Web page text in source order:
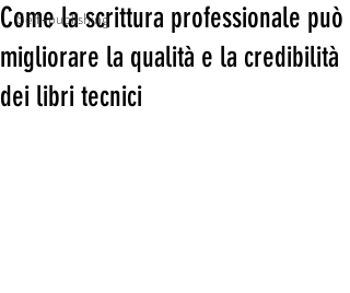
Self-publishing
Come la scrittura professionale può
migliorare la qualità e la credibilità
dei libri tecnici